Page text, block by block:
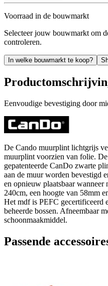
Voorraad in de bouwmarkt
Selecteer jouw bouwmarkt om
controleren.
In welke bouwmarkt te koop?
Eenvoudige bevestiging door
De Cando muurplint lichtgrijs
muurplint voorzien van folie.
gepatenteerde CanDo zwarte
aan de muur worden bevestigd
en opnieuw plaatsbaar
240cm, een hoogte van 58mm
Het mdf is PEFC gecertificeerd
beheerde bossen. Afneembaar
schoonmaakmiddel.
Passende